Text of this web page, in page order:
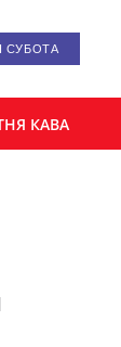
СУБОТА
КАВА